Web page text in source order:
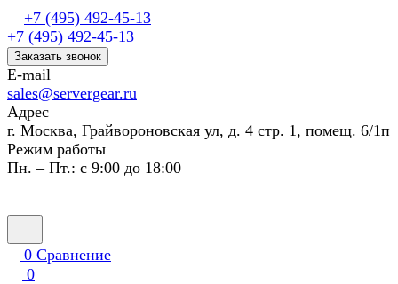
+7 (495) 492-45-13
+7 (495) 492-45-13
Заказать звонок
E-mail
sales@servergear.ru
Адрес
г. Москва, Грайвороновская ул, д. 4 стр. 1, помещ. 6/1п
Режим работы
Пн. – Пт.: с 9:00 до 18:00
0 Сравнение
0